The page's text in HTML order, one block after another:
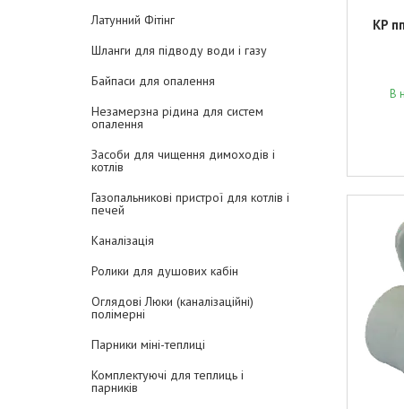
Латунний Фітінг
Шланги для підводу води і газу
Байпаси для опалення
Незамерзна рідина для систем
опалення
Засоби для чищення димоходів і
котлів
Газопальникові пристрої для котлів і
печей
Каналізація
Ролики для душових кабін
Оглядові Люки (каналізаційні)
полімерні
Парники міні-теплиці
Комплектуючі для теплиць і
парників
KP
В